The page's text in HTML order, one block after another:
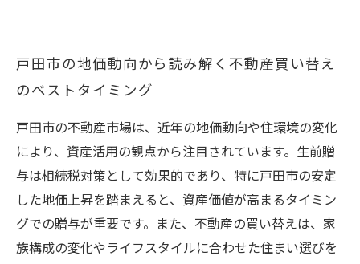
戸田市の地価動向から読み解く不動産買い替え
のベストタイミング
戸田市の不動産市場は、近年の地価動向や住環境の変化
により、資産活用の観点から注目されています。生前贈
与は相続税対策として効果的であり、特に戸田市の安定
した地価上昇を踏まえると、資産価値が高まるタイミン
グでの贈与が重要です。また、不動産の買い替えは、家
族構成の変化やライフスタイルに合わせた住まい選びを